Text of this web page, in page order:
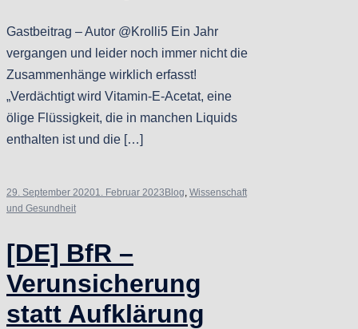
Gastbeitrag – Autor @Krolli5 Ein Jahr
vergangen und leider noch immer nicht die
Zusammenhänge wirklich erfasst!
„Verdächtigt wird Vitamin-E-Acetat, eine
ölige Flüssigkeit, die in manchen Liquids
enthal­ten ist und die […]
29. September 20201. Februar 2023 Blog, Wissenschaft
und Gesundheit
[DE] BfR –
Verunsicherung
statt Aufklärung